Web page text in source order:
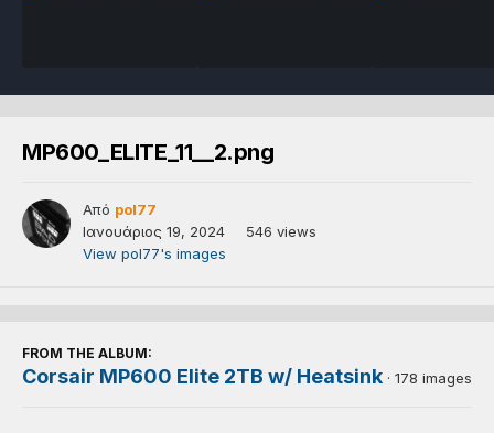
MP600_ELITE_11__2.png
Από pol77
Ιανουάριος 19, 2024
546 views
View pol77's images
FROM THE ALBUM:
Corsair MP600 Elite 2TB w/ Heatsink · 178 images